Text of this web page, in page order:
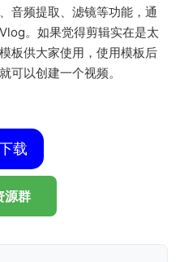
音频提取、滤镜等功能，通
。如果觉得剪辑实在是太
板供大家使用，使用模板后
可以创建一个视频。
载
源群